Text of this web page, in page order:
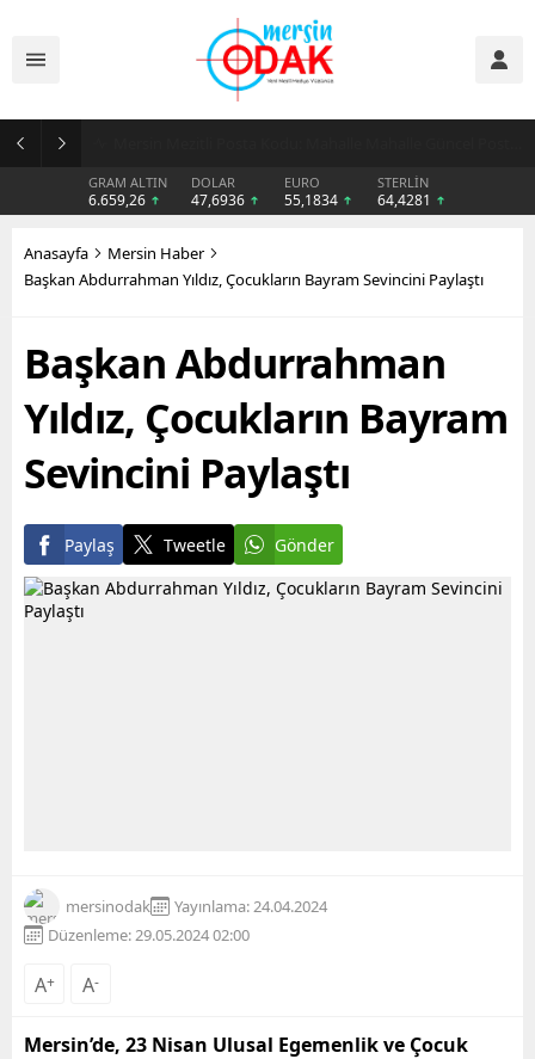
GRAM ALTIN
6.659,26
DOLAR
47,6936
EURO
55,1834
STERLİN
64,4281
Anasayfa
Mersin Haber
Başkan Abdurrahman Yıldız, Çocukların Bayram Sevincini Paylaştı
Başkan Abdurrahman
Yıldız, Çocukların Bayram
Sevincini Paylaştı
Paylaş Tweetle Gönder
mersinodak
Yayınlama: 24.04.2024
Düzenleme: 29.05.2024 02:00
A+ A-
Mersin’de, 23 Nisan Ulusal Egemenlik ve Çocuk